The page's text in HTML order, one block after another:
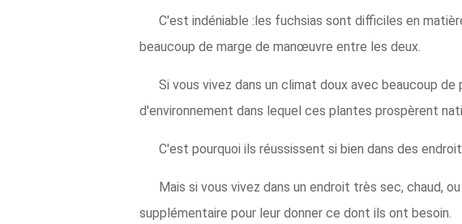
C'est indéniable :les fuchsias sont difficiles en
beaucoup de marge de manœuvre entre les deux.
Si vous vivez dans un climat doux avec beaucoup
d'environnement dans lequel ces plantes prospèrent
C'est pourquoi ils réussissent si bien dans des
Mais si vous vivez dans un endroit très sec, chaud,
supplémentaire pour leur donner ce dont ils ont besoin.